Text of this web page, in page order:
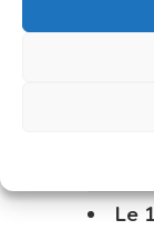
du
Le